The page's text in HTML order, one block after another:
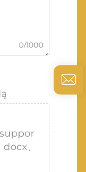
0/1000
、